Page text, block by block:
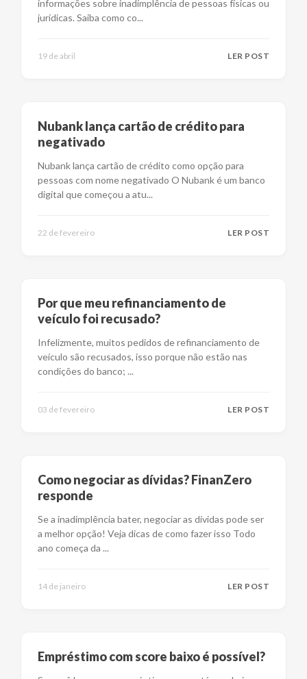
informações sobre inadimplência de pessoas físicas ou
jurídicas. Saiba como co...
19 de abril LER POST
Nubank lança cartão de crédito para
negativado
Nubank lança cartão de crédito como opção para
pessoas com nome negativado O Nubank é um banco
digital que começou a atu...
22 de fevereiro LER POST
Por que meu refinanciamento de
veículo foi recusado?
Infelizmente, muitos pedidos de refinanciamento de
veículo são recusados, isso porque não estão nas
condições do banco; ...
03 de fevereiro LER POST
Como negociar as dívidas? FinanZero
responde
Se a inadimplência bater, negociar as dívidas pode ser
a melhor opção! Veja dicas de como fazer isso Todo
ano começa da ...
14 de janeiro LER POST
Empréstimo com score baixo é possível?